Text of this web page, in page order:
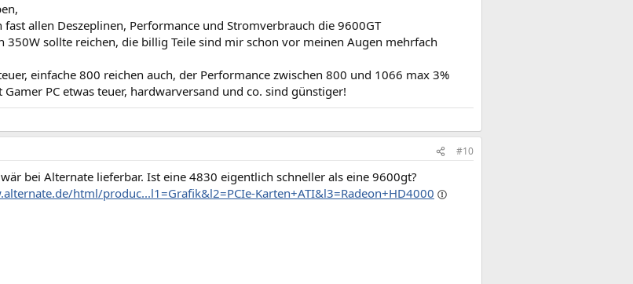
fast allen Deszeplinen, Performance und Stromverbrauch die 9600GT
350W sollte reichen, die billig Teile sind mir schon vor meinen Augen mehrfach
einfache 800 reichen auch, der Performance zwischen 800 und 1066 max 3%
PC etwas teuer, hardwarversand und co. sind günstiger!
#10
bei Alternate lieferbar. Ist eine 4830 eigentlich schneller als eine 9600gt?
html/produc...l1=Grafik&l2=PCIe-Karten+ATI&l3=Radeon+HD4000